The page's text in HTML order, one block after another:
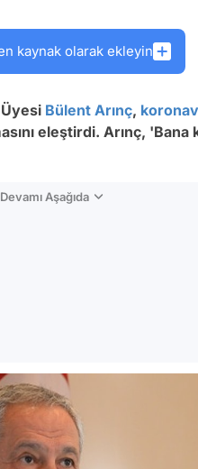
kaynak olarak ekleyin
Bülent Arınç,
eleştirdi. Arınç, 'Bana
Aşağıda